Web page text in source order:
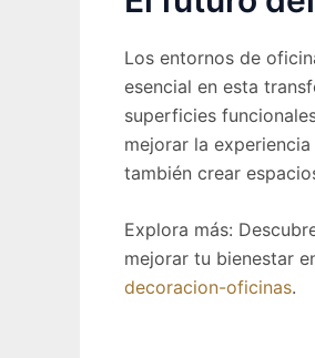
Los entornos de
esencial en esta
superficies
mejorar la
también crear
Explora más:
mejorar tu bienestar
decoracion-oficinas.